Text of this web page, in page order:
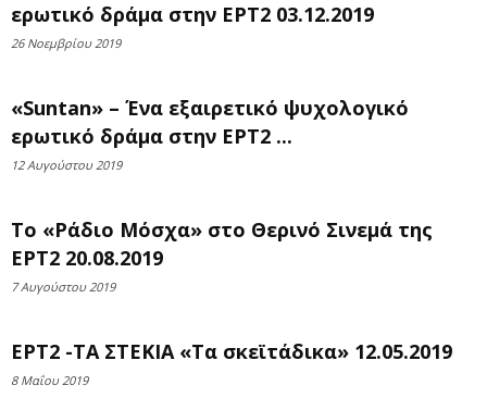
ερωτικό δράμα στην ΕΡΤ2 03.12.2019
26 Νοεμβρίου 2019
«Suntan» – Ένα εξαιρετικό ψυχολογικό
ερωτικό δράμα στην ΕΡΤ2 ...
12 Αυγούστου 2019
Το «Ράδιο Μόσχα» στο Θερινό Σινεμά της
ΕΡΤ2 20.08.2019
7 Αυγούστου 2019
ΕΡΤ2 -ΤΑ ΣΤΕΚΙΑ «Τα σκεϊτάδικα» 12.05.2019
8 Μαΐου 2019